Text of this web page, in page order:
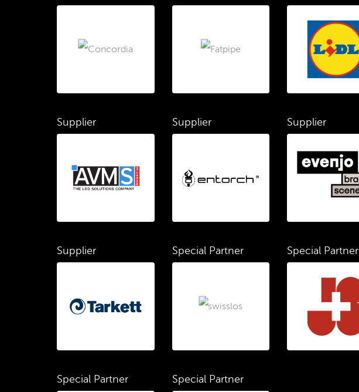
Supplier Supplier Supplier
Supplier Special Partner Special Partner
Special Partner Special Partner